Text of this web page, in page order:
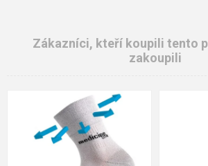
Zákazníci, kteří koupili tento
zakoupili